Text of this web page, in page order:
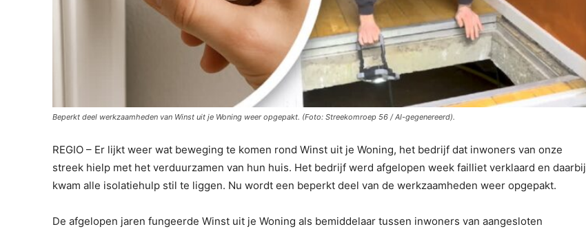
Beperkt deel werkzaamheden van Winst uit je Woning weer opgepakt. (Foto: Streekomroep 56 / AI-gegenereerd).
REGIO – Er lijkt weer wat beweging te komen rond Winst uit je Woning, het bedrijf dat inwoners van onze
streek hielp met het verduurzamen van hun huis. Het bedrijf werd afgelopen week failliet verklaard en daarbij
kwam alle isolatiehulp stil te liggen. Nu wordt een beperkt deel van de werkzaamheden weer opgepakt.
De afgelopen jaren fungeerde Winst uit je Woning als bemiddelaar tussen inwoners van aangesloten